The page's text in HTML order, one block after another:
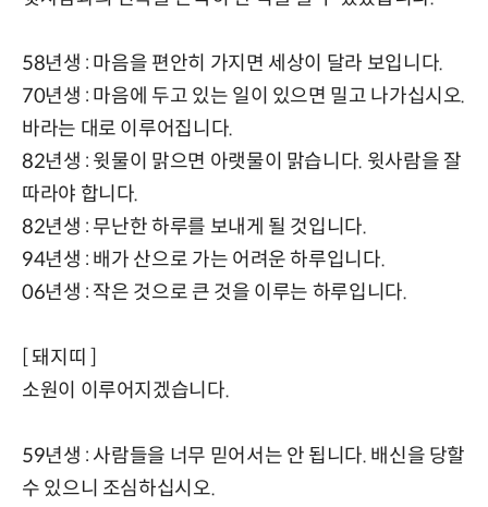
58년생 : 마음을 편안히 가지면 세상이 달라 보입니다.
70년생 : 마음에 두고 있는 일이 있으면 밀고 나가십시오.
바라는 대로 이루어집니다.
82년생 : 윗물이 맑으면 아랫물이 맑습니다. 윗사람을 잘
따라야 합니다.
82년생 : 무난한 하루를 보내게 될 것입니다.
94년생 : 배가 산으로 가는 어려운 하루입니다.
06년생 : 작은 것으로 큰 것을 이루는 하루입니다.
[ 돼지띠 ]
소원이 이루어지겠습니다.
59년생 : 사람들을 너무 믿어서는 안 됩니다. 배신을 당할
수 있으니 조심하십시오.